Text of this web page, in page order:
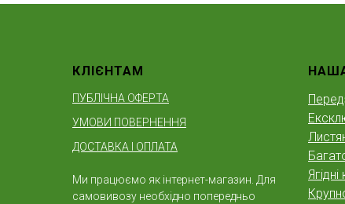
КЛІЄНТАМ
ПУБЛІЧНА ОФЕРТА
УМОВИ ПОВЕРНЕННЯ
ДОСТАВКА І ОПЛАТА
Ми працюємо як інтернет-магазин. Для
самовивозу необхідно попередньо
Ягідні